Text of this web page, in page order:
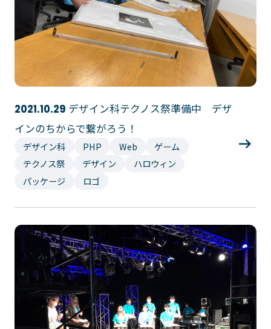
2021.10.29 デザイン科テクノス祭準備中 デザ
インのちからで繋がろう！
デザイン科 PHP Web
ゲーム
テクノス祭
デザイン
ハロウィン
パッケージ
ロゴ